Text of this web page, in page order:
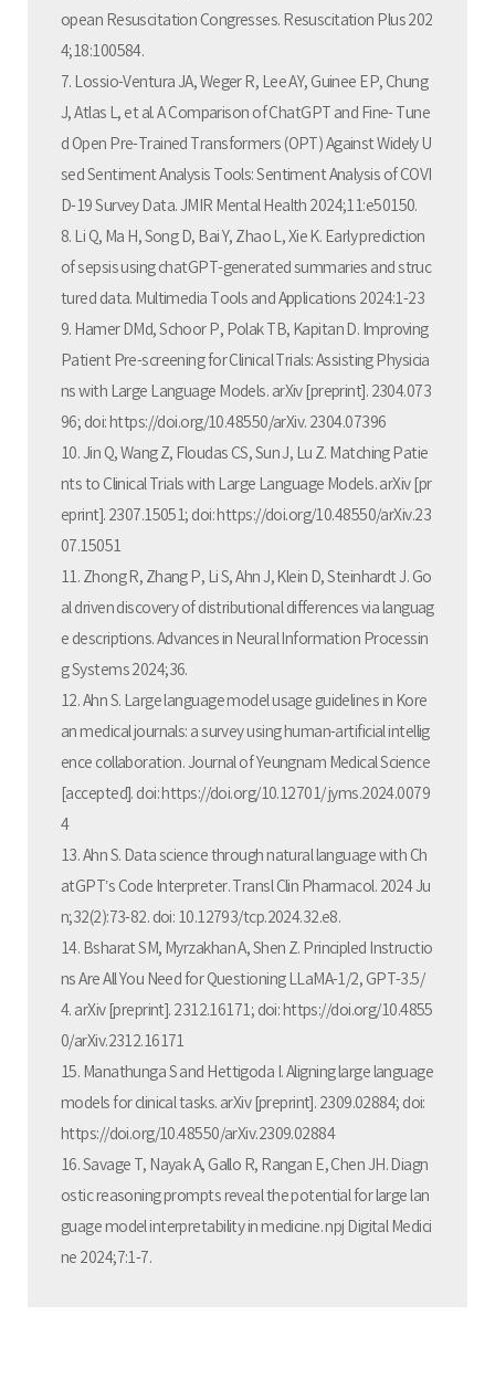
opean Resuscitation Congresses. Resuscitation Plus 202
4;18:100584.
7. Lossio-Ventura JA, Weger R, Lee AY, Guinee EP, Chung
J, Atlas L, et al. A Comparison of ChatGPT and Fine- Tune
d Open Pre-Trained Transformers (OPT) Against Widely U
sed Sentiment Analysis Tools: Sentiment Analysis of COVI
D-19 Survey Data. JMIR Mental Health 2024;11:e50150.
8. Li Q, Ma H, Song D, Bai Y, Zhao L, Xie K. Early prediction
of sepsis using chatGPT-generated summaries and struc
tured data. Multimedia Tools and Applications 2024:1-23
9. Hamer DMd, Schoor P, Polak TB, Kapitan D. Improving
Patient Pre-screening for Clinical Trials: Assisting Physicia
ns with Large Language Models. arXiv [preprint]. 2304.073
96; doi: https://doi.org/10.48550/arXiv. 2304.07396
10. Jin Q, Wang Z, Floudas CS, Sun J, Lu Z. Matching Patie
nts to Clinical Trials with Large Language Models. arXiv [pr
eprint]. 2307.15051; doi: https://doi.org/10.48550/arXiv.23
07.15051
11. Zhong R, Zhang P, Li S, Ahn J, Klein D, Steinhardt J. Go
al driven discovery of distributional differences via languag
e descriptions. Advances in Neural Information Processin
g Systems 2024;36.
12. Ahn S. Large language model usage guidelines in Kore
an medical journals: a survey using human-artificial intellig
ence collaboration. Journal of Yeungnam Medical Science
[accepted]. doi: https://doi.org/10.12701/ jyms.2024.0079
4
13. Ahn S. Data science through natural language with Ch
atGPT’s Code Interpreter. Transl Clin Pharmacol. 2024 Ju
n;32(2):73-82. doi: 10.12793/tcp.2024.32.e8.
14. Bsharat SM, Myrzakhan A, Shen Z. Principled Instructio
ns Are All You Need for Questioning LLaMA-1/2, GPT-3.5/
4. arXiv [preprint]. 2312.16171; doi: https://doi.org/10.4855
0/arXiv.2312.16171
15. Manathunga S and Hettigoda I. Aligning large language
models for clinical tasks. arXiv [preprint]. 2309.02884; doi:
https://doi.org/10.48550/arXiv.2309.02884
16. Savage T, Nayak A, Gallo R, Rangan E, Chen JH. Diagn
ostic reasoning prompts reveal the potential for large lan
guage model interpretability in medicine. npj Digital Medici
ne 2024;7:1-7.